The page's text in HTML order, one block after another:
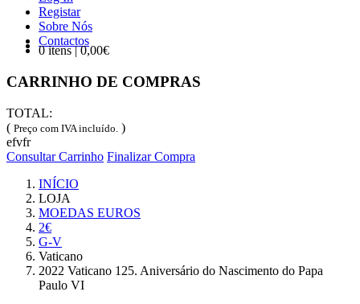
Registar
Sobre Nós
Contactos
0 itens | 0,00€
CARRINHO DE COMPRAS
TOTAL:
( Preço com IVA incluído. )
efvfr
Consultar Carrinho Finalizar Compra
INÍCIO
LOJA
MOEDAS EUROS
2€
G-V
Vaticano
2022 Vaticano 125. Aniversário do Nascimento do Papa
Paulo VI